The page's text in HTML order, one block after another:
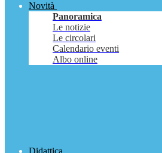
Novità
Panoramica
Le notizie
Le circolari
Calendario eventi
Albo online